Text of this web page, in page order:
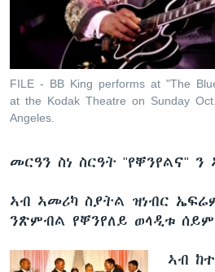
ቂሔ ጽልሚ
ቋንቋታት
FILE - BB King performs at "The
at the Kodak Theatre on Sunday
Angeles.
መርዓን ስነ ስርዓት "የቐንየልና"
ኣብ ኣመሪካ ስያትል ዝነብር
ንጽምብል የቐንየለይ ወላዲቱ
ኣብ